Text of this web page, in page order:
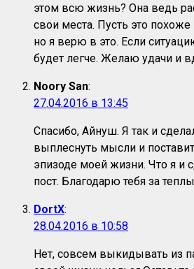
этом всю жизнь? Она ведь
свои места. Пусть это
но я верю в это. Если
будет легче. Желаю удачи и
Noory San:
27.04.2016 в 13:45
Спасибо, Айнуш. Я так и
выплеснуть мысли и
эпизоде моей жизни. Что я и
пост. Благодарю тебя за
DortX:
28.04.2016 в 10:58
Нет, совсем выкидывать из